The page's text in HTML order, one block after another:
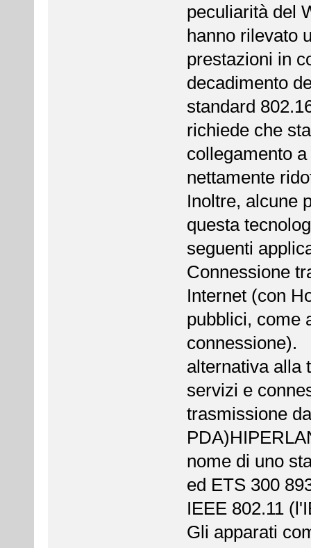
peculiarità del
hanno rilevato
prestazioni in
decadimento
standard
richiede che
collegamento
nettamente
Inoltre, alcune
questa
seguenti
Connessione
Internet (con
pubblici, come
connessione).
alternativa alla
servizi e
trasmissione
nome di uno
ed ETS 300
IEEE 802.11
Gli apparati